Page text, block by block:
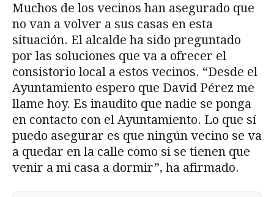
Muchos de los vecinos han asegurado que
no van a volver a sus casas en esta
situación. El alcalde ha sido preguntado
por las soluciones que va a ofrecer el
consistorio local a estos vecinos. “Desde el
Ayuntamiento espero que David Pérez me
llame hoy. Es inaudito que nadie se ponga
en contacto con el Ayuntamiento. Lo que sí
puedo asegurar es que ningún vecino se va
a quedar en la calle como si se tienen que
venir a mi casa a dormir”, ha afirmado.